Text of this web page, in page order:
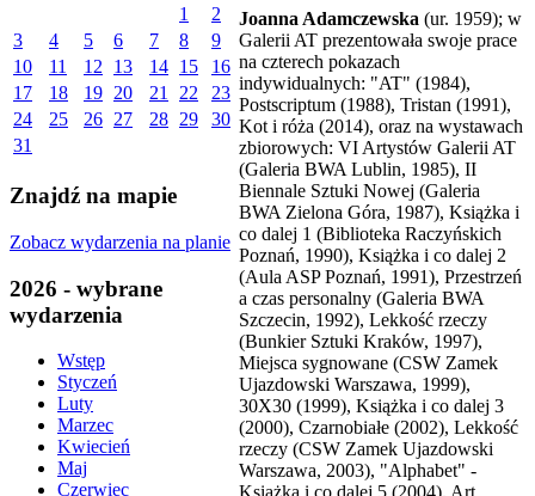
1
2
3
4 5 6 7 8
9
10
11 12 13 14 15
16
17
18 19 20 21 22
23
24
25 26 27 28 29
30
31
Znajdź na mapie
Zobacz wydarzenia na planie
2026 - wybrane
wydarzenia
Wstęp
Styczeń
Luty
Marzec
Kwiecień
Maj
Czerwiec
Joanna Adamczewska (ur. 1959); w
Galerii AT prezentowała swoje prace
na czterech pokazach
indywidualnych: "AT" (1984),
Postscriptum (1988), Tristan (1991),
Kot i róża (2014), oraz na wystawach
zbiorowych: VI Artystów Galerii AT
(Galeria BWA Lublin, 1985), II
Biennale Sztuki Nowej (Galeria
BWA Zielona Góra, 1987), Książka i
co dalej 1 (Biblioteka Raczyńskich
Poznań, 1990), Książka i co dalej 2
(Aula ASP Poznań, 1991), Przestrzeń
a czas personalny (Galeria BWA
Szczecin, 1992), Lekkość rzeczy
(Bunkier Sztuki Kraków, 1997),
Miejsca sygnowane (CSW Zamek
Ujazdowski Warszawa, 1999),
30X30 (1999), Książka i co dalej 3
(2000), Czarnobiałe (2002), Lekkość
rzeczy (CSW Zamek Ujazdowski
Warszawa, 2003), "Alphabet" -
Książka i co dalej 5 (2004), Art